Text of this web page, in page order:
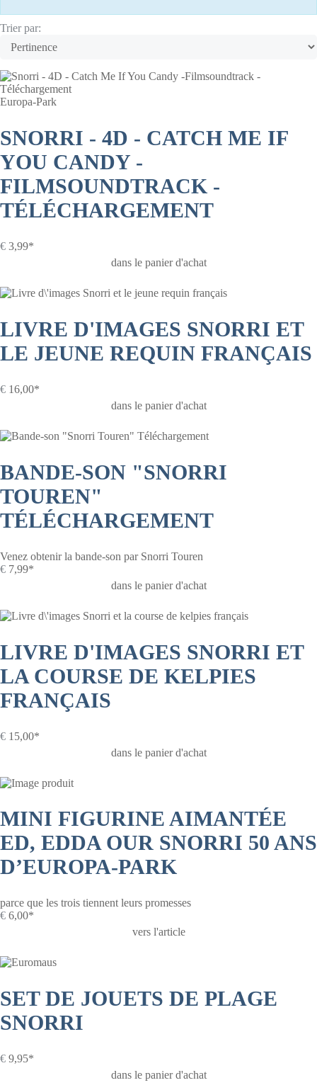
Trier par:
Europa-Park
SNORRI - 4D - CATCH ME IF
YOU CANDY -
FILMSOUNDTRACK -
TÉLÉCHARGEMENT
€ 3,99*
dans le panier d'achat
LIVRE D'IMAGES SNORRI ET
LE JEUNE REQUIN FRANÇAIS
€ 16,00*
dans le panier d'achat
BANDE-SON "SNORRI
TOUREN"
TÉLÉCHARGEMENT
Venez obtenir la bande-son par Snorri Touren
€ 7,99*
dans le panier d'achat
LIVRE D'IMAGES SNORRI ET
LA COURSE DE KELPIES
FRANÇAIS
€ 15,00*
dans le panier d'achat
MINI FIGURINE AIMANTÉE
ED, EDDA OUR SNORRI 50 ANS
D’EUROPA-PARK
parce que les trois tiennent leurs promesses
€ 6,00*
vers l'article
SET DE JOUETS DE PLAGE
SNORRI
€ 9,95*
dans le panier d'achat